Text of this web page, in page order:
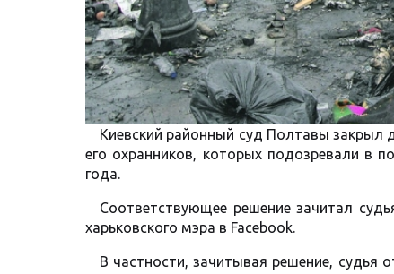
Киевский районный суд Полтавы закрыл
его охранников, которых подозревали в
года.
Соответствующее решение зачитал
харьковского мэра в Facebook.
В частности, зачитывая решение, судья